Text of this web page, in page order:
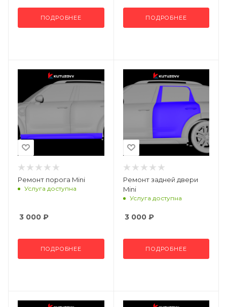
ПОДРОБНЕЕ ПОДРОБНЕЕ
Ремонт порога Mini
Услуга доступна
3 000 ₽
ПОДРОБНЕЕ
Ремонт задней двери
Mini
Услуга доступна
3 000₽
ПОДРОБНЕЕ